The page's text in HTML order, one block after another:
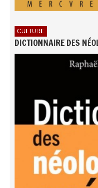
CULTURE
DICTIONNAIRE DES